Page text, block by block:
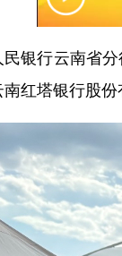
行云南省分
红塔银行股份